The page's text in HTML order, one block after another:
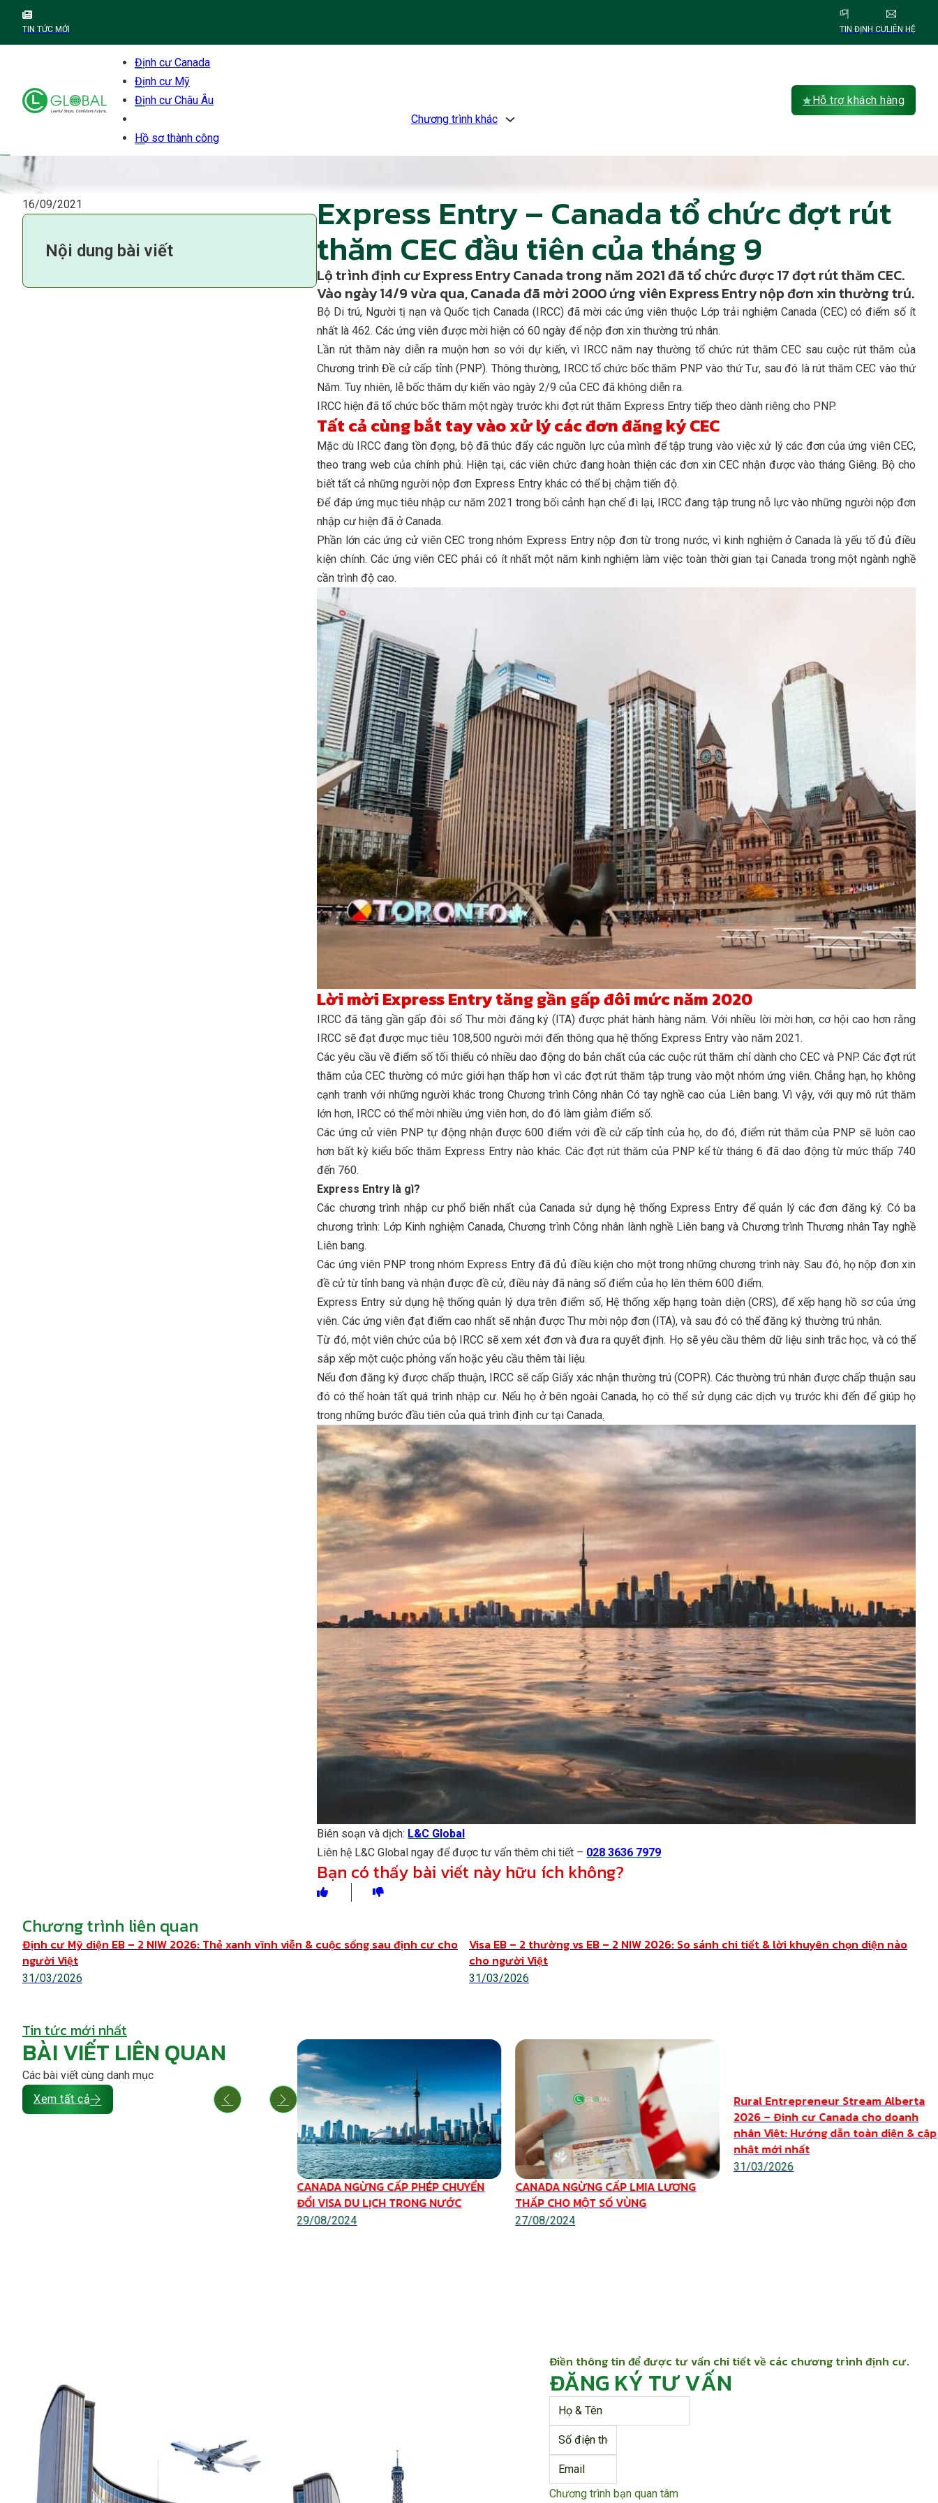
TIN TỨC MỚI TIN ĐỊNH CƯLIÊN HỆ
Định cư Canada
Định cư Mỹ
Định cư Châu Âu
Chương trình khác
Hồ sơ thành công
Hỗ trợ khách hàng
16/09/2021
Nội dung bài viết
Express Entry – Canada tổ chức đợt rút
thăm CEC đầu tiên của tháng 9
Lộ trình định cư Express Entry Canada trong năm 2021 đã tổ chức được 17 đợt rút thăm CEC.
Vào ngày 14/9 vừa qua, Canada đã mời 2000 ứng viên Express Entry nộp đơn xin thường trú.
Bộ Di trú, Người tị nạn và Quốc tịch Canada (IRCC) đã mời các ứng viên thuộc Lớp trải nghiệm Canada (CEC) có điểm số ít
nhất là 462. Các ứng viên được mời hiện có 60 ngày để nộp đơn xin thường trú nhân.
Lần rút thăm này diễn ra muộn hơn so với dự kiến, vì IRCC năm nay thường tổ chức rút thăm CEC sau cuộc rút thăm của
Chương trình Đề cử cấp tỉnh (PNP). Thông thường, IRCC tổ chức bốc thăm PNP vào thứ Tư, sau đó là rút thăm CEC vào thứ
Năm. Tuy nhiên, lễ bốc thăm dự kiến ​​vào ngày 2/9 của CEC đã không diễn ra.
IRCC hiện đã tổ chức bốc thăm một ngày trước khi đợt rút thăm Express Entry tiếp theo dành riêng cho PNP.
Tất cả cùng bắt tay vào xử lý các đơn đăng ký CEC
Mặc dù IRCC đang tồn đọng, bộ đã thúc đẩy các nguồn lực của mình để tập trung vào việc xử lý các đơn của ứng viên CEC,
theo trang web của chính phủ. Hiện tại, các viên chức đang hoàn thiện các đơn xin CEC nhận được vào tháng Giêng. Bộ cho
biết tất cả những người nộp đơn Express Entry khác có thể bị chậm tiến độ.
Để đáp ứng mục tiêu nhập cư năm 2021 trong bối cảnh hạn chế đi lại, IRCC đang tập trung nỗ lực vào những người nộp đơn
nhập cư hiện đã ở Canada.
Phần lớn các ứng cử viên CEC trong nhóm Express Entry nộp đơn từ trong nước, vì kinh nghiệm ở Canada là yếu tố đủ điều
kiện chính. Các ứng viên CEC phải có ít nhất một năm kinh nghiệm làm việc toàn thời gian tại Canada trong một ngành nghề
cần trình độ cao.
Lời mời Express Entry tăng gần gấp đôi mức năm 2020
IRCC đã tăng gần gấp đôi số Thư mời đăng ký (ITA) được phát hành hàng năm. Với nhiều lời mời hơn, cơ hội cao hơn rằng
IRCC sẽ đạt được mục tiêu 108,500 người mới đến thông qua hệ thống Express Entry vào năm 2021.
Các yêu cầu về điểm số tối thiểu có nhiều dao động do bản chất của các cuộc rút thăm chỉ dành cho CEC và PNP. Các đợt rút
thăm của CEC thường có mức giới hạn thấp hơn vì các đợt rút thăm tập trung vào một nhóm ứng viên. Chẳng hạn, họ không
cạnh tranh với những người khác trong Chương trình Công nhân Có tay nghề cao của Liên bang. Vì vậy, với quy mô rút thăm
lớn hơn, IRCC có thể mời nhiều ứng viên hơn, do đó làm giảm điểm số.
Các ứng cử viên PNP tự động nhận được 600 điểm với đề cử cấp tỉnh của họ, do đó, điểm rút thăm của PNP sẽ luôn cao
hơn bất kỳ kiểu bốc thăm Express Entry nào khác. Các đợt rút thăm của PNP kể từ tháng 6 đã dao động từ mức thấp 740
đến 760.
Express Entry là gì?
Các chương trình nhập cư phổ biến nhất của Canada sử dụng hệ thống Express Entry để quản lý các đơn đăng ký. Có ba
chương trình: Lớp Kinh nghiệm Canada, Chương trình Công nhân lành nghề Liên bang và Chương trình Thương nhân Tay nghề
Liên bang.
Các ứng viên PNP trong nhóm Express Entry đã đủ điều kiện cho một trong những chương trình này. Sau đó, họ nộp đơn xin
đề cử từ tỉnh bang và nhận được đề cử, điều này đã nâng số điểm của họ lên thêm 600 điểm.
Express Entry sử dụng hệ thống quản lý dựa trên điểm số, Hệ thống xếp hạng toàn diện (CRS), để xếp hạng hồ sơ của ứng
viên. Các ứng viên đạt điểm cao nhất sẽ nhận được Thư mời nộp đơn (ITA), và sau đó có thể đăng ký thường trú nhân.
Từ đó, một viên chức của bộ IRCC sẽ xem xét đơn và đưa ra quyết định. Họ sẽ yêu cầu thêm dữ liệu sinh trắc học, và có thể
sắp xếp một cuộc phỏng vấn hoặc yêu cầu thêm tài liệu.
Nếu đơn đăng ký được chấp thuận, IRCC sẽ cấp Giấy xác nhận thường trú (COPR). Các thường trú nhân được chấp thuận sau
đó có thể hoàn tất quá trình nhập cư. Nếu họ ở bên ngoài Canada, họ có thể sử dụng các dịch vụ trước khi đến để giúp họ
trong những bước đầu tiên của quá trình định cư tại Canada.
Biên soạn và dịch: L&C Global
Liên hệ L&C Global ngay để được tư vấn thêm chi tiết – 028 3636 7979
Bạn có thấy bài viết này hữu ích không?
Chương trình liên quan
Định cư Mỹ diện EB – 2 NIW 2026: Thẻ xanh vĩnh viễn & cuộc sống sau định cư cho
người Việt
31/03/2026
Visa EB – 2 thường vs EB – 2 NIW 2026: So sánh chi tiết & lời khuyên chọn diện nào
cho người Việt
31/03/2026
Tin tức mới nhất
BÀI VIẾT LIÊN QUAN
Các bài viết cùng danh mục
Xem tất cả
Cơ hội
Cách chuẩn bị hồ sơ EB – 2 NIW & Quy
CANADA NGỪNG CẤP PHÉP CHUYỂN
ĐỔI VISA DU LỊCH TRONG NƯỚC
29/08/2024
CANADA NGỪNG CẤP LMIA LƯƠNG
THẤP CHO MỘT SỐ VÙNG
27/08/2024
Rural Entrepreneur Stream Alberta
2026 – Định cư Canada cho doanh
nhân Việt: Hướng dẫn toàn diện & cập
nhật mới nhất
31/03/2026
Điền thông tin để được tư vấn chi tiết về các chương trình định cư.
ĐĂNG KÝ TƯ VẤN
Chương trình bạn quan tâm